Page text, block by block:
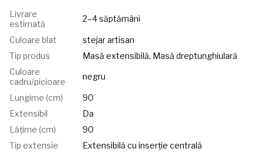
Livrare
estimată
2–4 săptămâni
Culoare blat
stejar artisan
Tip produs
Masă extensibilă, Masă dreptunghiulară
Culoare
cadru/picioare
negru
Lungime (cm)
90
Extensibil
Da
Lățime (cm)
90
Tip extensie
Extensibilă cu inserție centrală